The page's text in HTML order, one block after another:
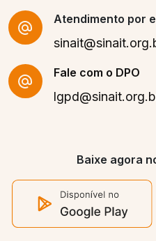
Atendimento por
Fale com o DPO
Baixe agora